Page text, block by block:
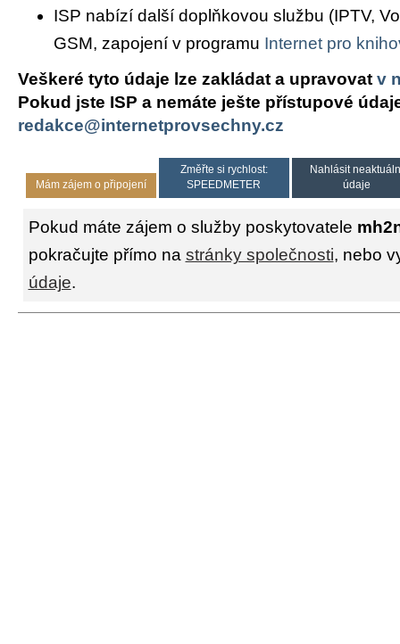
ISP nabízí další doplňkovou službu (IPTV,
GSM, zapojení v programu Internet pro
Veškeré tyto údaje lze zakládat a upravovat v
Pokud jste ISP a nemáte ješte přístupové
redakce@internetprovsechny.cz
Mám zájem o připojení
Změřte si rychlost:
SPEEDMETER
Nahlásit
údaje
Pokud máte zájem o služby poskytovatele
pokračujte přímo na stránky společnosti, nebo
údaje.